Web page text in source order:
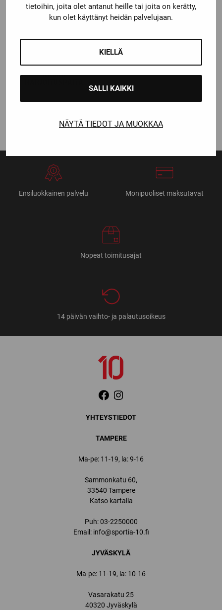
tietoihin, joita olet antanut heille tai joita on kerätty,
kun olet käyttänyt heidän palvelujaan.
KIELLÄ
SALLI KAIKKI
NÄYTÄ TIEDOT JA MUOKKAA
Bauer
BAUER
Ensiluokkainen palvelu Monipuoliset maksutavat
Nopeat toimitusajat
14 päivän vaihto- ja palautusoikeus
YHTEYSTIEDOT
TAMPERE
Ma-pe: 11-19, la: 9-16
Sammonkatu 60,
33540 Tampere
Katso kartalla
Puh:03-2250000
Email: info@sportia-10.fi
JYVÄSKYLÄ
Ma-pe: 11-19, la: 10-16
Vasarakatu 25
40320 Jyväskylä